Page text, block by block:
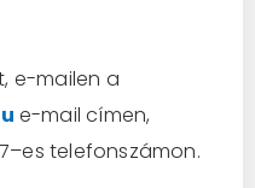
e-mailen a
e-mail címen,
telefonszámon.